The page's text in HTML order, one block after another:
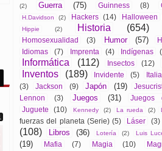
(2)
Guerra (75) Guinness (8)
H.Davidson (2) Hackers (14) Halloween
Hippie
(2) Historia (654)
Homosexualidad
(3) Humor (57)
Idiomas
(7) Imprenta (4) Indígenas
Informática (112) Insectos (12)
Inventos (189) Invidente (5) Italia
(3)
Jackson (9) Japón (19)
Lennon
(3) Juegos (31) Juegos
Juguete
(10) Kennedy (2) La rueda (2)
fuerzas del planeta (Serie)(5) Láser (3)
(108)
Libros (36) Lotería (2) Luis
(19)
Mafia (7) Magia (10)